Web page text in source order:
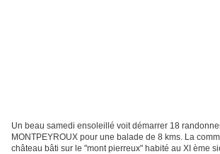
Un beau samedi ensoleillé voit démarrer 18
MONTPEYROUX pour une balade de 8 kms. La
château bâti sur le "mont pierreux" habité au XI ème